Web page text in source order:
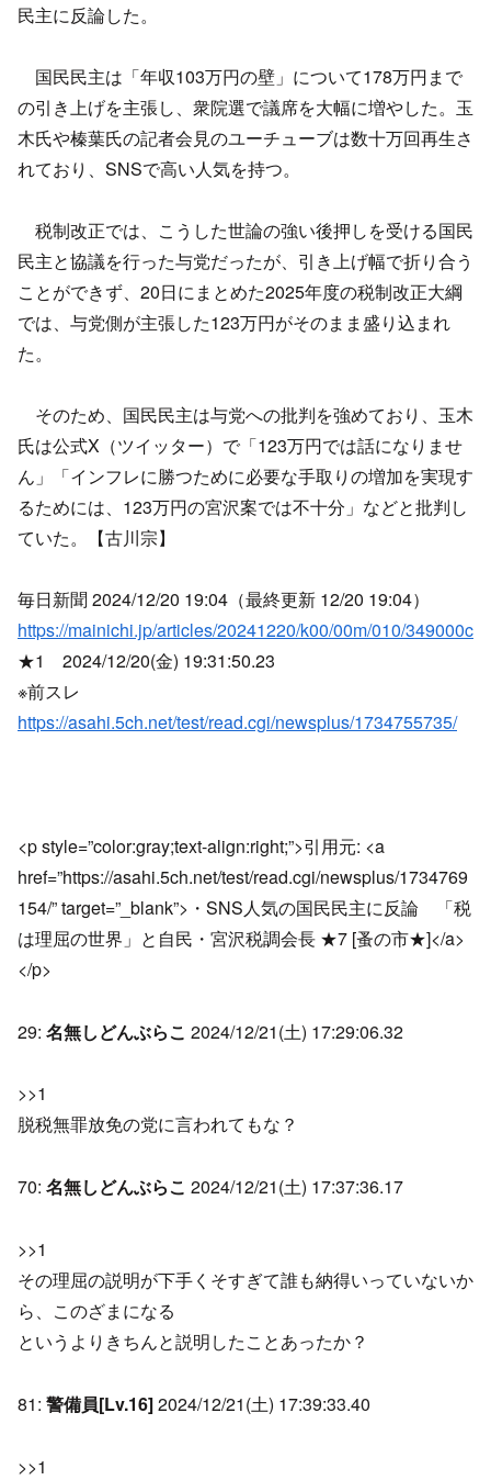
民主に反論した。
国民民主は「年収103万円の壁」について178万円まで
の引き上げを主張し、衆院選で議席を大幅に増やした。玉
木氏や榛葉氏の記者会見のユーチューブは数十万回再生さ
れており、SNSで高い人気を持つ。
税制改正では、こうした世論の強い後押しを受ける国民
民主と協議を行った与党だったが、引き上げ幅で折り合う
ことができず、20日にまとめた2025年度の税制改正大綱
では、与党側が主張した123万円がそのまま盛り込まれ
た。
そのため、国民民主は与党への批判を強めており、玉木
氏は公式X（ツイッター）で「123万円では話になりませ
ん」「インフレに勝つために必要な手取りの増加を実現す
るためには、123万円の宮沢案では不十分」などと批判し
ていた。【古川宗】
毎日新聞 2024/12/20 19:04（最終更新 12/20 19:04）
https://mainichi.jp/articles/20241220/k00/00m/010/349000c
★1 2024/12/20(金) 19:31:50.23
※前スレ
https://asahi.5ch.net/test/read.cgi/newsplus/1734755735/
<p style=”color:gray;text-align:right;”>引用元: <a
href=”https://asahi.5ch.net/test/read.cgi/newsplus/1734769
154/” target=”_blank”>・SNS人気の国民民主に反論 「税
は理屈の世界」と自民・宮沢税調会長 ★7 [蚤の市★]</a>
</p>
29: 名無しどんぶらこ 2024/12/21(土) 17:29:06.32
>>1
脱税無罪放免の党に言われてもな？
70: 名無しどんぶらこ 2024/12/21(土) 17:37:36.17
>>1
その理屈の説明が下手くそすぎて誰も納得いっていないか
ら、このざまになる
というよりきちんと説明したことあったか？
81: 警備員[Lv.16]2024/12/21(土) 17:39:33.40
>>1